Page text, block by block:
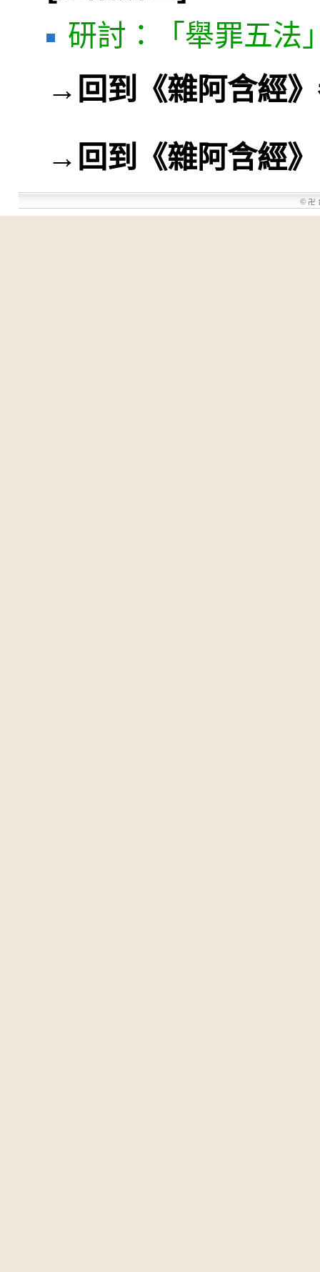
研討：「舉罪五法
→ 回到《雜阿含經
→ 回到《雜阿含經》
© 卍